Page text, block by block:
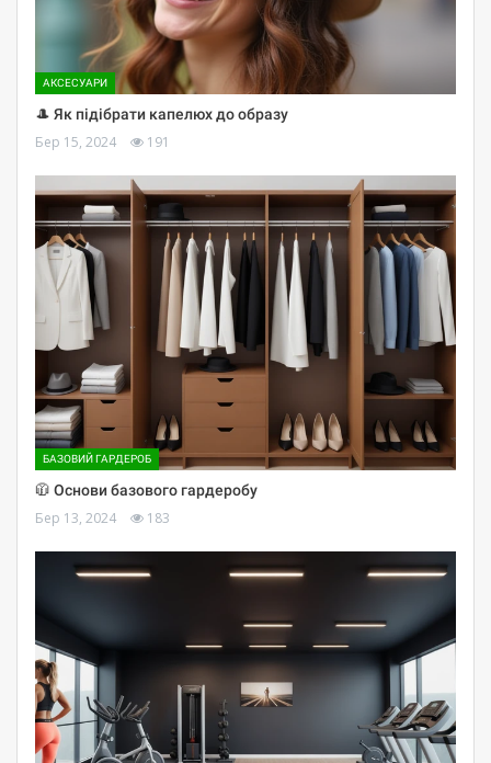
АКСЕСУАРИ
🎩 Як підібрати капелюх до образу
Бер 15, 2024 191
БАЗОВИЙ ГАРДЕРОБ
🧥 Основи базового гардеробу
Бер 13, 2024 183